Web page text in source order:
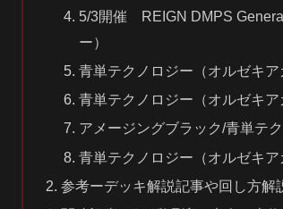
5/3開催 REIGN DMPS
ー）
青単テクノロジー（オルゼキア
青単テクノロジー（オルゼキア
アメージングブラック/青単テ
青単テクノロジー（オルゼキア
参考ーデッキ解説記事や回し方解